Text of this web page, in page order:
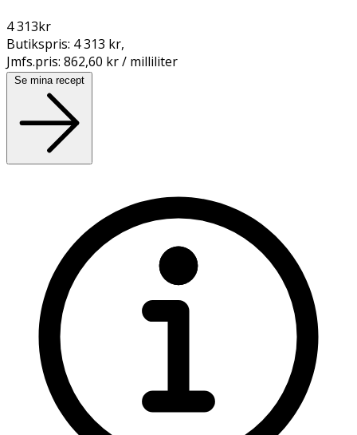
4 313kr
Butikspris: 4 313 kr,
Jmfs.pris: 862,60 kr / milliliter
Se mina recept